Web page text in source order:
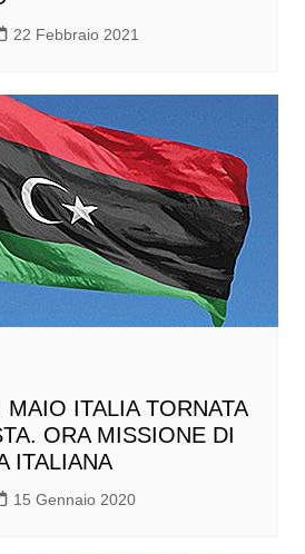
22 Febbraio 2021
ITALIA TORNATA
ORA MISSIONE DI
ITALIANA
15 Gennaio 2020